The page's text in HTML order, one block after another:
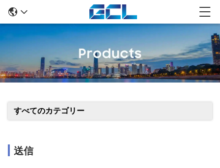
すべてのカテゴリー
送信